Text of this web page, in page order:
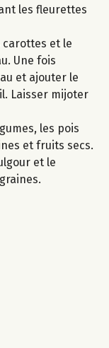
les fleurettes
carottes et le
Une fois
et ajouter le
Laisser mijoter
les pois
et fruits secs.
et le